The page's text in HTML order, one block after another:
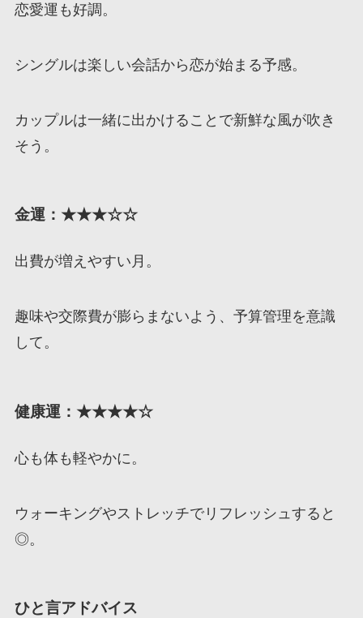
恋愛運も好調。
シングルは楽しい会話から恋が始まる予感。
カップルは一緒に出かけることで新鮮な風が吹き
そう。
金運：★★★☆☆
出費が増えやすい月。
趣味や交際費が膨らまないよう、予算管理を意識
して。
健康運：★★★★☆
心も体も軽やかに。
ウォーキングやストレッチでリフレッシュすると
◎。
ひと言アドバイス